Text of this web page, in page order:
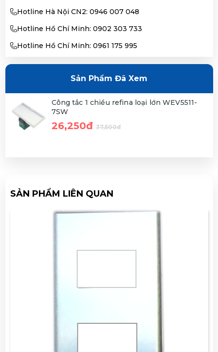
Hotline Hà Nội CN2: 0946 007 048
Hotline Hồ Chí Minh: 0902 303 733
Hotline Hồ Chí Minh: 0961 175 995
Sản Phẩm Đã Xem
Công tắc 1 chiều refina loại lớn WEV5511-
7SW
26,250đ 37,500đ
SẢN PHẨM LIÊN QUAN